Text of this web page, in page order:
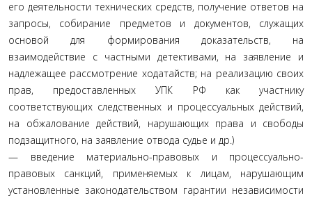
его деятельности технических средств, получение ответов на
запросы, собирание предметов и документов, служащих
основой для формирования доказательств, на
взаимодействие с частными детективами, на заявление и
надлежащее рассмотрение ходатайств; на реализацию своих
прав, предоставленных УПК РФ как участнику
соответствующих следственных и процессуальных действий,
на обжалование действий, нарушающих права и свободы
подзащитного, на заявление отвода судье и др.)
— введение материально-правовых и процессуально-
правовых санкций, применяемых к лицам, нарушающим
установленные законодательством гарантии независимости